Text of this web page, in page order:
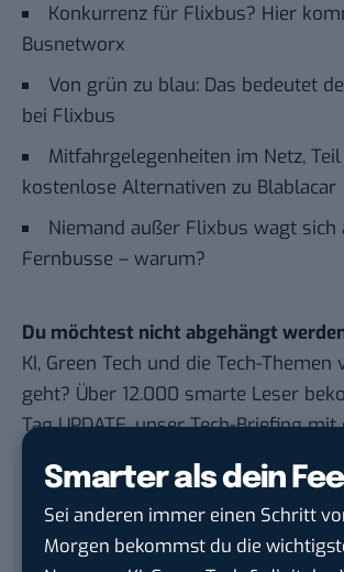
Smarter als dein
Sei anderen immer einen Schritt
Morgen bekommst du die
Konkurrenz für Flixbus? Hier
Busnetworx
Von grün zu blau: Das bedeutet
bei Flixbus
Mitfahrgelegenheiten im Netz,
kostenlose Alternativen zu Blablacar
Niemand außer Flixbus wagt sich
Fernbusse – warum?
Du möchtest nicht abgehängt
KI, Green Tech und die Tech-Themen
geht? Über 12.000 smarte Leser
Tag UPDATE, unser Tech-Briefing mit
damit ihren Vorsprung.Hier kannst
kostenlos anmelden.